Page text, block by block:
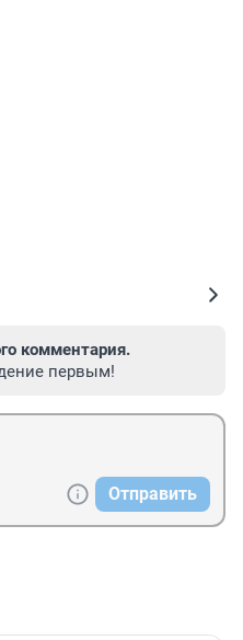
комментария.
первым!
Отправить